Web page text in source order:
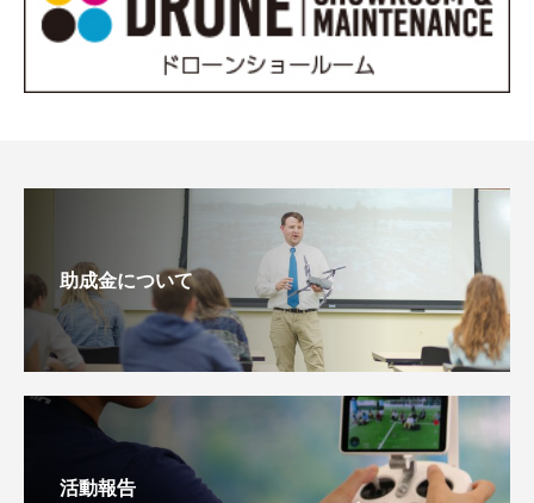
助成金について
活動報告